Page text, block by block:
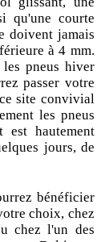
qu'une courte
doivent jamais
à 4 mm.
pneus hiver
passer votre
site convivial
les pneus
est hautement
jours, de
bénéficier
choix, chez
chez l'un des